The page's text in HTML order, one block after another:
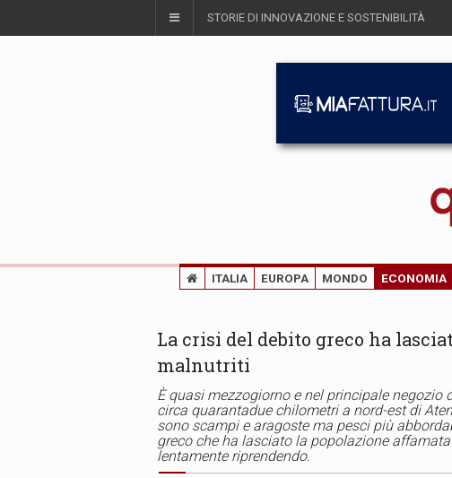
STORIE DI INNOVAZIONE E SOSTENIBILITÀ
ITALIA EUROPA MONDO ECONOMIA
La crisi del debito greco ha
malnutriti
È quasi mezzogiorno e nel principale
circa quarantadue chilometri a nord-est di
sono scampi e aragoste ma pesci più
greco che ha lasciato la popolazione
lentamente riprendendo.